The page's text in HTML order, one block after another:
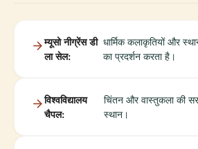
म्यूसो नीग्रेंस डी
ला सेल:
धार्मिक कलाकृतियों और
का प्रदर्शन करता है।
विश्वविद्यालय
चैपल:
चिंतन और वास्तुकला की
स्थान।